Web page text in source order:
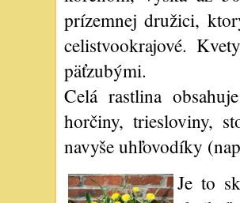
prízemnej družici,
celistvookrajové.
päťzubými.
Celá rastlina
horčiny, triesloviny,
navyše uhľovodíky
Je to